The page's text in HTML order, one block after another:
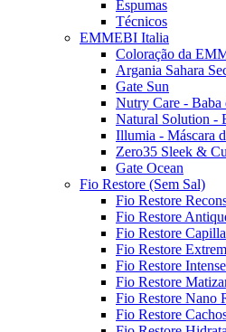
Espumas
Técnicos
EMMEBI Italia
Coloração da
Argania Sahara
Gate Sun
Nutry Care - Baba
Natural Solution -
Illumia - Máscara
Zero35 Sleek &
Gate Ocean
Fio Restore (Sem Sal)
Fio Restore
Fio Restore
Fio Restore
Fio Restore
Fio Restore
Fio Restore
Fio Restore Nano
Fio Restore